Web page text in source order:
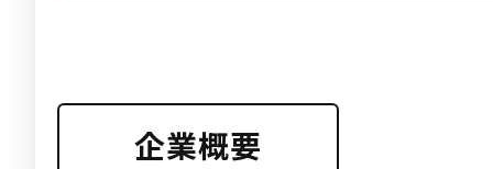
企業概要